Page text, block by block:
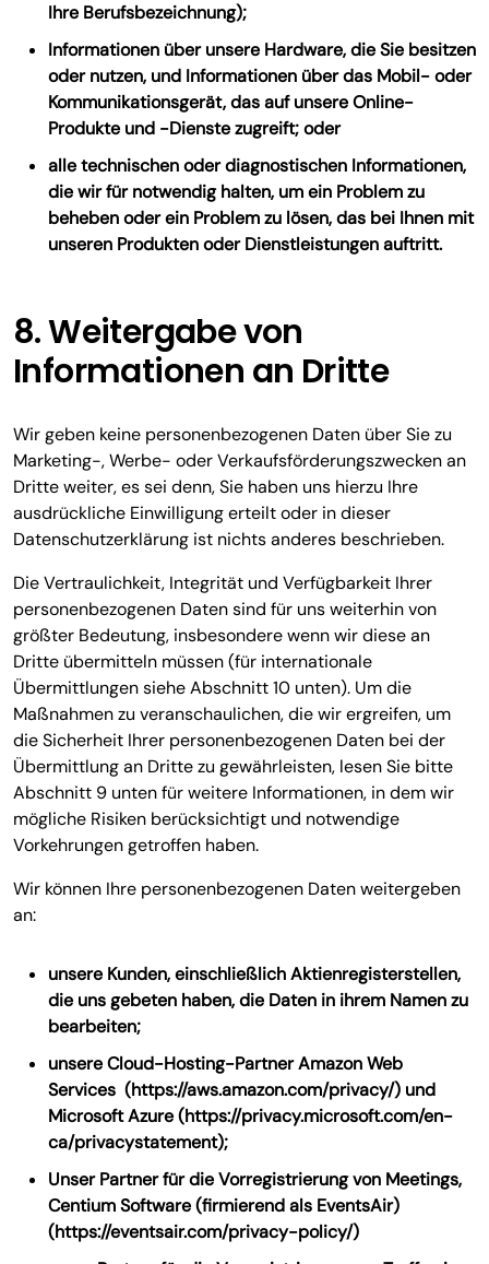
Ihre Berufsbezeichnung);
Informationen über unsere Hardware, die Sie besitzen
oder nutzen, und Informationen über das Mobil- oder
Kommunikationsgerät, das auf unsere Online-
Produkte und -Dienste zugreift; oder
alle technischen oder diagnostischen Informationen,
die wir für notwendig halten, um ein Problem zu
beheben oder ein Problem zu lösen, das bei Ihnen mit
unseren Produkten oder Dienstleistungen auftritt.
8. Weitergabe von
Informationen an Dritte
Wir geben keine personenbezogenen Daten über Sie zu
Marketing-, Werbe- oder Verkaufsförderungszwecken an
Dritte weiter, es sei denn, Sie haben uns hierzu Ihre
ausdrückliche Einwilligung erteilt oder in dieser
Datenschutzerklärung ist nichts anderes beschrieben.
Die Vertraulichkeit, Integrität und Verfügbarkeit Ihrer
personenbezogenen Daten sind für uns weiterhin von
größter Bedeutung, insbesondere wenn wir diese an
Dritte übermitteln müssen (für internationale
Übermittlungen siehe Abschnitt 10 unten). Um die
Maßnahmen zu veranschaulichen, die wir ergreifen, um
die Sicherheit Ihrer personenbezogenen Daten bei der
Übermittlung an Dritte zu gewährleisten, lesen Sie bitte
Abschnitt 9 unten für weitere Informationen, in dem wir
mögliche Risiken berücksichtigt und notwendige
Vorkehrungen getroffen haben.
Wir können Ihre personenbezogenen Daten weitergeben
an:
unsere Kunden, einschließlich Aktienregisterstellen,
die uns gebeten haben, die Daten in ihrem Namen zu
bearbeiten;
unsere Cloud-Hosting-Partner Amazon Web
Services (https://aws.amazon.com/privacy/) und
Microsoft Azure (https://privacy.microsoft.com/en-
ca/privacystatement);
Unser Partner für die Vorregistrierung von Meetings,
Centium Software (firmierend als EventsAir)
(https://eventsair.com/privacy-policy/)